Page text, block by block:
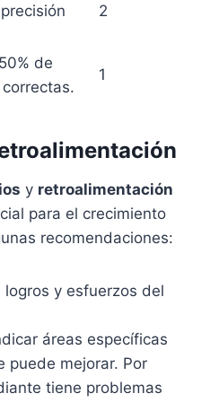
2
de
1
y retroalimentación
para el crecimiento
recomendaciones:
logros y esfuerzos del
áreas específicas
puede mejorar. Por
tiene problemas